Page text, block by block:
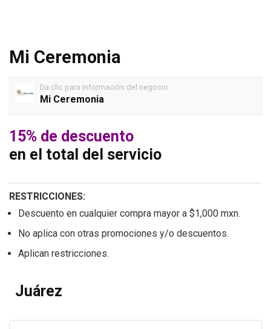
Mi Ceremonia
Da clic para información del negocio:
Mi Ceremonia
15% de descuento
en el total del servicio
RESTRICCIONES:
Descuento en cualquier compra mayor a $1,000 mxn.
No aplica con otras promociones y/o descuentos.
Aplican restricciones.
Juárez